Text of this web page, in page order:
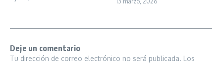
Deje un comentario
Tu dirección de correo electrónico no será publicada. Los